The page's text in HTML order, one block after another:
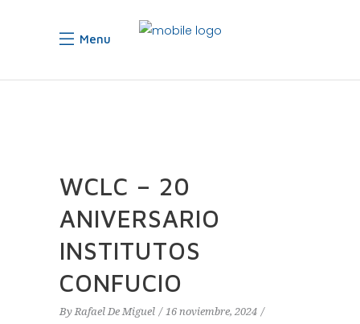
Menu
WCLC – 20
ANIVERSARIO
INSTITUTOS
CONFUCIO
By Rafael De Miguel
16 noviembre, 2024